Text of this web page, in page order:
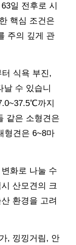
일 전후로 시
핵심 조건은
주의 깊게 관
식욕 부진,
날 수 있습니
까지
같은 소형견은
형견은 6~8마
화로 나눌 수
산모견의 크
환경을 고려
, 낑낑거림, 안